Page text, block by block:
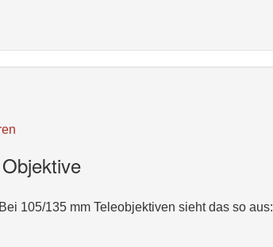
Bei 105/135 mm Teleobjektiven sieht das so aus: